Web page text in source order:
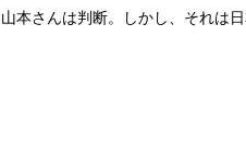
本さんは判断。しかし、それは